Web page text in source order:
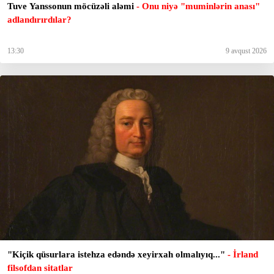
Tuve Yanssonun möcüzəli aləmi - Onu niyə "muminlərin anası"
adlandırırdılar?
13:30 9 avqust 2026
"Kiçik qüsurlara istehza edəndə xeyirxah olmalıyıq..." - İrland
filsofdan sitatlar